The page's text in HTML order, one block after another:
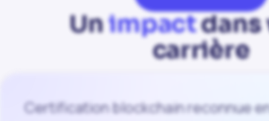
Unimpactdans
carrière
Certification blockchain reconnue